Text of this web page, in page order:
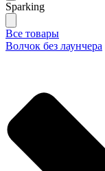
Sparking
Все товары
Волчок без лаунчера